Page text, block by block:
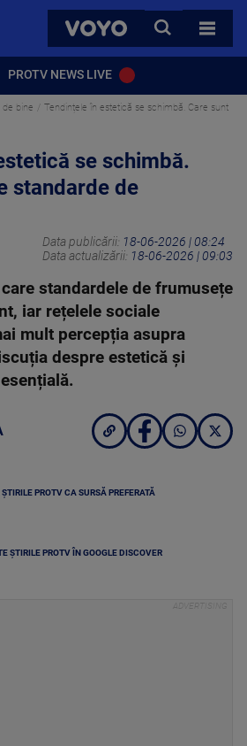
VOYO
CAUTA
TOATE
PROTV NEWS LIVE
de bine
Tendințele în estetică se schimbă. Care sunt
se schimbă.
standarde de
Data publicării: 18-06-2026 | 08:24
Data actualizării: 18-06-2026 | 09:03
standardele de frumusețe
iar rețelele sociale
mult percepția asupra
despre estetică și
PROTV CA SURSĂ PREFERATĂ
ȘTIRILE PROTV ÎN GOOGLE DISCOVER